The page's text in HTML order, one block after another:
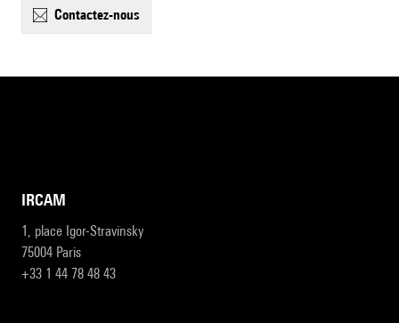
contactez-nous
IRCAM
1, place Igor-Stravinsky
75004 Paris
+33 1 44 78 48 43